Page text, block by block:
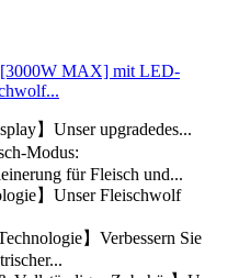
MAX] mit LED-
】Unser upgradedes...
Modus:
für Fleisch und...
】Unser Fleischwolf
】Verbessern Sie